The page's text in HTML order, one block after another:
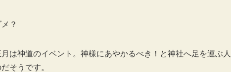
？
は神道のイベント。神様にあやかるべき！と神社へ足を運ぶ人
そうです。